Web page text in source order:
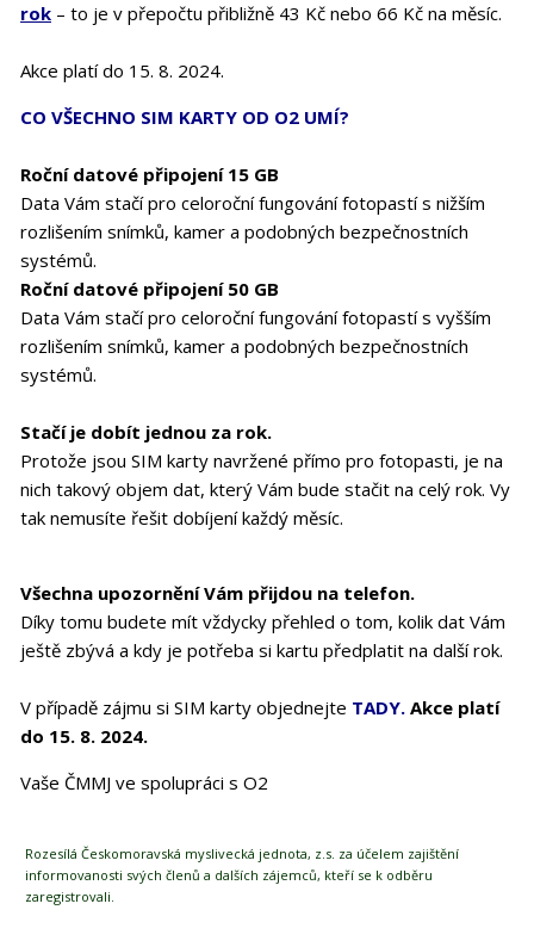
rok – to je v přepočtu přibližně 43 Kč nebo 66 Kč na měsíc.
Akce platí do 15. 8. 2024.
CO VŠECHNO SIM KARTY OD O2 UMÍ?
Roční datové připojení 15 GB
Data Vám stačí pro celoroční fungování fotopastí s nižším
rozlišením snímků, kamer a podobných bezpečnostních
systémů.
Roční datové připojení 50 GB
Data Vám stačí pro celoroční fungování fotopastí s vyšším
rozlišením snímků, kamer a podobných bezpečnostních
systémů.
Stačí je dobít jednou za rok.
Protože jsou SIM karty navržené přímo pro fotopasti, je na
nich takový objem dat, který Vám bude stačit na celý rok. Vy
tak nemusíte řešit dobíjení každý měsíc.
Všechna upozornění Vám přijdou na telefon.
Díky tomu budete mít vždycky přehled o tom, kolik dat Vám
ještě zbývá a kdy je potřeba si kartu předplatit na další rok.
V případě zájmu si SIM karty objednejte TADY. Akce platí
do 15. 8. 2024.
Vaše ČMMJ ve spolupráci s O2
Rozesílá Českomoravská myslivecká jednota, z.s. za účelem zajištění
informovanosti svých členů a dalších zájemců, kteří se k odběru
zaregistrovali.